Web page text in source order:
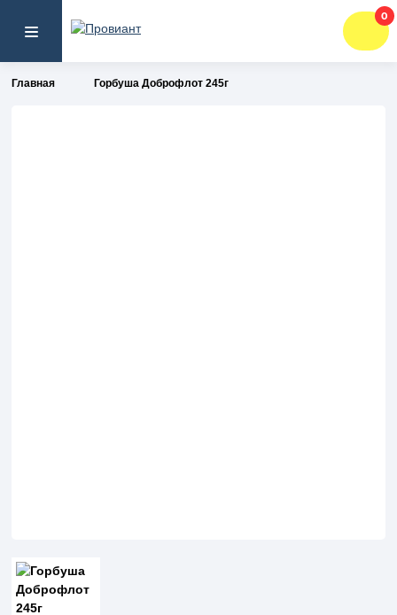
0
Главная Горбуша Доброфлот 245г